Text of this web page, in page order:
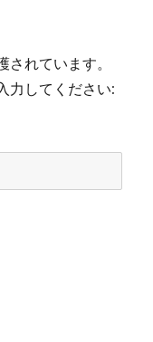
れています。
力してください: